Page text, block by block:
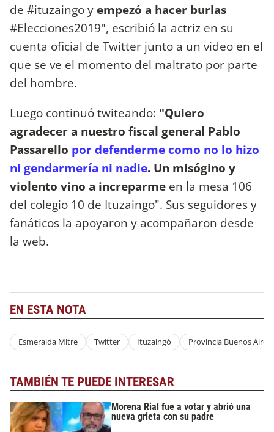
de #ituzaingo y empezó a hacer burlas
#Elecciones2019", escribió la actriz en su
cuenta oficial de Twitter junto a un video en el
que se ve el momento del maltrato por parte
del hombre.
Luego continuó twiteando: "Quiero
agradecer a nuestro fiscal general Pablo
Passarello por defenderme como no lo hizo
ni gendarmería ni nadie. Un misógino y
violento vino a increparme en la mesa 106
del colegio 10 de Ituzaingo". Sus seguidores y
fanáticos la apoyaron y acompañaron desde
la web.
EN ESTA NOTA
Esmeralda Mitre Twitter Ituzaingó Provincia Buenos Aires
TAMBIÉN TE PUEDE INTERESAR
Morena Rial fue a votar y abrió una
nueva grieta con su padre